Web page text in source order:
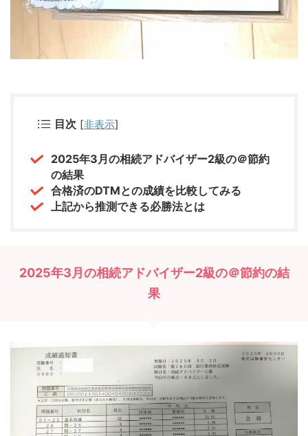
目次 [非表示]
2025年3月の相続アドバイザー2級の＠節約
の結果
合格済のDTMとの成績を比較してみる
上記から推測できる必勝法とは
2025年3月の相続アドバイザー2級の＠節約の結
果